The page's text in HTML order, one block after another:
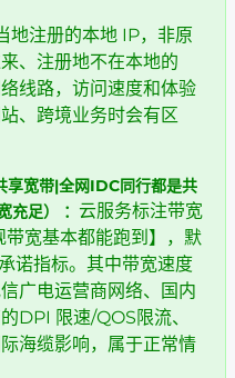
地注册的本地 IP，非原
、注册地不在本地的
线路，访问速度和体验
、跨境业务时会有区
享宽带|全网IDC同行都是共
充足） ​： 云服务标注带宽
宽基本都能跑到】，默
诺指标。其中带宽速度
广电运营商网络、国内
DPI 限速/QOS限流、
海缆影响，属于正常情